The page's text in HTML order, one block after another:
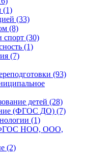
(1)
(33)
(8)
спорт (30)
(1)
(7)
(93)
детей (28)
(ФГОС ДО) (7)
(1)
(ФГОС НОО, ООО,
(2)